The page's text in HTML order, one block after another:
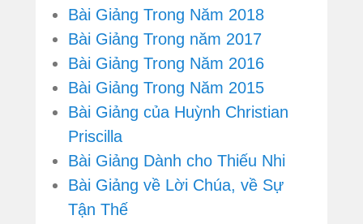
Bài Giảng Trong Năm 2018
Bài Giảng Trong năm 2017
Bài Giảng Trong Năm 2016
Bài Giảng Trong Năm 2015
Bài Giảng của Huỳnh Christian
Priscilla
Bài Giảng Dành cho Thiếu Nhi
Bài Giảng về Lời Chúa, về Sự
Tận Thế